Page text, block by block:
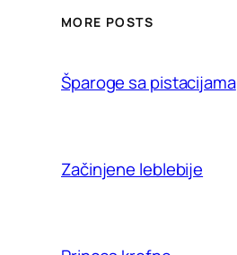
MORE POSTS
Šparoge sa pistacijama
Začinjene leblebije